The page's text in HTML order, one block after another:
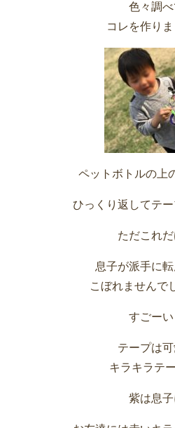
色々調べ
コレを作りま
ペットボトルの上
ひっくり返してテー
ただこれだ
息子が派手に
こぼれませんで
すごーい
テープは可
キラキラテ
紫は息子